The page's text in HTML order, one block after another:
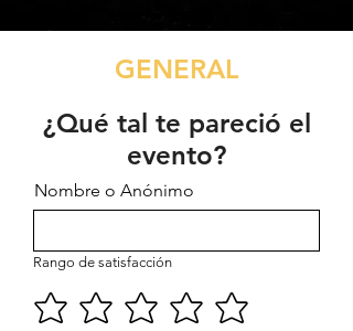
GENERAL
​¿Qué tal te pareció el
evento?
Please take a moment to fill out the
form.
Nombre o Anónimo
Rango de satisfacción